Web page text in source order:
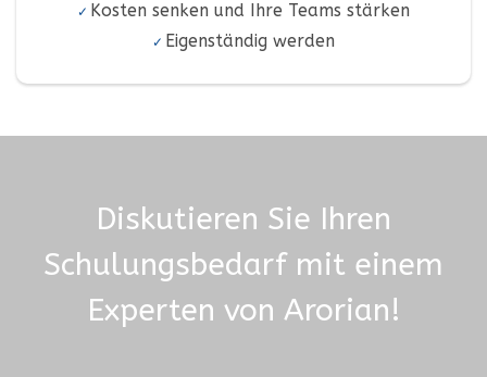
Kosten senken und Ihre Teams stärken
Eigenständig werden
Diskutieren Sie Ihren
Schulungsbedarf mit einem
Experten von Arorian!